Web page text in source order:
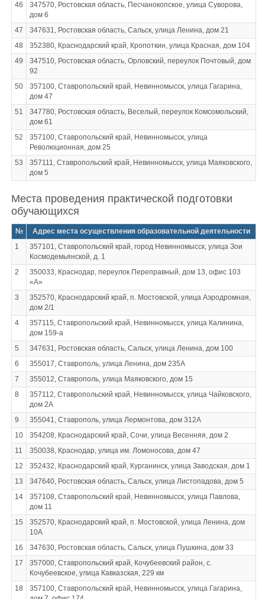
46
347570, Ростовская область, Песчанокопское, улица Суворова,
дом 6
47
347631, Ростовская область, Сальск, улица Ленина, дом 21
48
352380, Краснодарский край, Кропоткин, улица Красная, дом 104
49
347510, Ростовская область, Орловский, переулок Почтовый, дом
92
50
357100, Ставропольский край, Невинномысск, улица Гагарина,
дом 47
51
347780, Ростовская область, Веселый, переулок Комсомольский,
дом 61
52
357100, Ставропольский край, Невинномысск, улица
Революционная, дом 25
53
357111, Ставропольский край, Невинномысск, улица Маяковского,
дом 5
Места проведения практической подготовки
обучающихся
№
Адрес места осуществления образовательной деятельности
1
357101, Ставропольский край, город Невинномысск, улица Зои
Космодемьянской, д. 1
2
350033, Краснодар, переулок Переправный, дом 13, офис 103
«А»
3
352570, Краснодарский край, п. Мостовской, улица Аэродромная,
дом 2/1
4
357115, Ставропольский край, Невинномысск, улица Калинина,
дом 159-а
5
347631, Ростовская область, Сальск, улица Ленина, дом 100
6
355017, Ставрополь, улица Ленина, дом 235А
7
355012, Ставрополь, улица Маяковского, дом 15
8
357112, Ставропольский край, Невинномысск, улица Чайковского,
дом 2А
9
355041, Ставрополь, улица Лермонтова, дом 312А
10
354208, Краснодарский край, Сочи, улица Весенняя, дом 2
11
350038, Краснодар, улица им. Ломоносова, дом 47
12
352432, Краснодарский край, Курганинск, улица Заводская, дом 1
13
347640, Ростовская область, Сальск, улица Листопадова, дом 5
14
357108, Ставропольский край, Невинномысск, улица Павлова,
дом 11
15
352570, Краснодарский край, п. Мостовской, улица Ленина, дом
10А
16
347630, Ростовская область, Сальск, улица Пушкина, дом 33
17
357000, Ставропольский край, Кочубеевский район, с.
Кочубеевское, улица Кавказская, 229 км
18
357100, Ставропольский край, Невинномысск, улица Гагарина,